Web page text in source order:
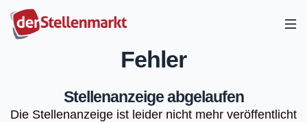
Fehler
Stellenanzeige abgelaufen
Die Stellenanzeige ist leider nicht mehr veröffentlicht